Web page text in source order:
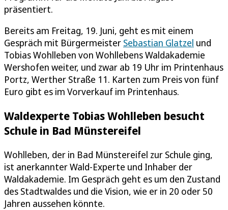
präsentiert.
Bereits am Freitag, 19. Juni, geht es mit einem
Gespräch mit Bürgermeister Sebastian Glatzel und
Tobias Wohlleben von Wohllebens Waldakademie
Wershofen weiter, und zwar ab 19 Uhr im Printenhaus
Portz, Werther Straße 11. Karten zum Preis von fünf
Euro gibt es im Vorverkauf im Printenhaus.
Waldexperte Tobias Wohlleben besucht
Schule in Bad Münstereifel
Wohlleben, der in Bad Münstereifel zur Schule ging,
ist anerkannter Wald-Experte und Inhaber der
Waldakademie. Im Gespräch geht es um den Zustand
des Stadtwaldes und die Vision, wie er in 20 oder 50
Jahren aussehen könnte.